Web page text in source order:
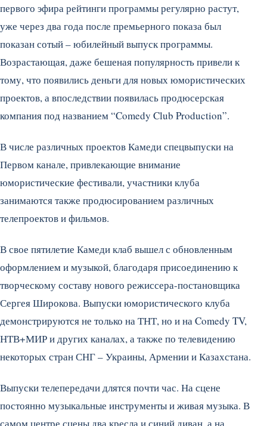
первого эфира рейтинги программы регулярно растут,
уже через два года после премьерного показа был
показан сотый – юбилейный выпуск программы.
Возрастающая, даже бешеная популярность привели к
тому, что появились деньги для новых юмористических
проектов, а впоследствии появилась продюсерская
компания под названием “Comedy Club Production”.
В числе различных проектов Камеди спецвыпуски на
Первом канале, привлекающие внимание
юмористические фестивали, участники клуба
занимаются также продюсированием различных
телепроектов и фильмов.
В свое пятилетие Камеди клаб вышел с обновленным
оформлением и музыкой, благодаря присоединению к
творческому составу нового режиссера-постановщика
Сергея Широкова. Выпуски юмористического клуба
демонстрируются не только на ТНТ, но и на Comedy TV,
НТВ+МИР и других каналах, а также по телевидению
некоторых стран СНГ – Украины, Армении и Казахстана.
Выпуски телепередачи длятся почти час. На сцене
постоянно музыкальные инструменты и живая музыка. В
самом центре сцены два кресла и синий диван, а на